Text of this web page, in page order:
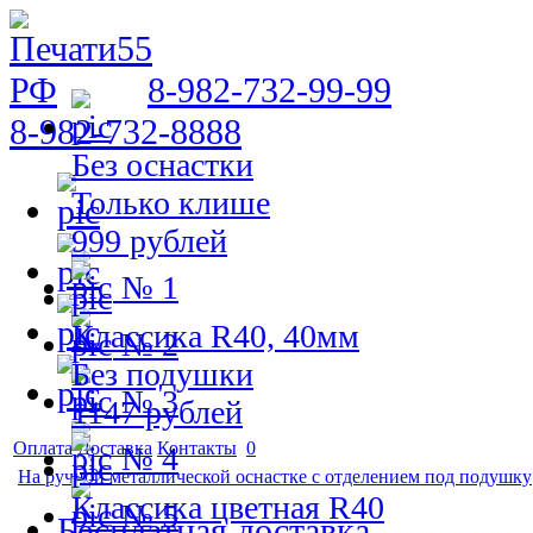
8-982-732-99-99
8-982-732-8888
Оплата Доставка Контакты 0
На ручной металлической оснастке с отделением под подушку
№ 1
№ 2
№ 3
№ 4
№ 5
Без оснастки
Только клише
999 рублей
Классика R40, 40мм
Без подушки
1147 рублей
Классика цветная R40